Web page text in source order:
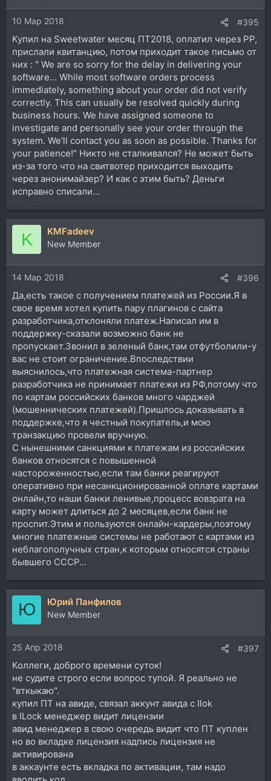
10 Мар 2018 #395
Купил на Sweetwater месяц ПТ2018, оплатил через PP,
прислали квитанцию, потом приходит такое письмо от
них : " We are so sorry for the delay in delivering your
software... While most software orders process
immediately, something about your order did not verify
correctly. This can usually be resolved quickly during
business hours. We have assigned someone to
investigate and personally see your order through the
system. We'll contact you as soon as possible. Thanks for
your patience!" Никто не сталкивался? Не может быть
из-за того что на свитвотер приходится выходить
через анонимайзер? И как с этим быть? Деньги
исправно списали...
K KMFadeev
New Member
14 Мар 2018 #396
Да,есть такое с получением платежей из России.Я в
свое время хотел купить пару плагинов с сайта
разработчика,отклоняли платеж.Написал им в
поддержку-сказали возможно банк не
пропускает.Звонил в зеленый банк,там отфутболили-у
вас не стоит ограничение.Впоследствии
выяснилось,что платежная система-партнер
разработчика не принимает платежи из РФ,потому что
по картам российских банков много чарджей
(мошеннических платежей).Пришлось доказывать в
поддержке,что я честный покупатель,и мою
транзакцию провели вручную.
С нынешними санкциями к платежам из российских
банков относятся с повышенной
настороженностью,если там банки реагируют
оперативно при несанкционированной оплате картами
онлайн,то наши банки ленивые,процесс вовзрата на
карту может длиться до 2 месяцев,если банк не
проспит.Этим и пользуются онлайн-кардеры,поэтому
многие платежные системы не работают с картами из
неблагополучных стран,к которым относятся страны
бывшего СССР...
Ю Юрий Панфилов
New Member
25 Апр 2018 #397
Коллеги, доброго времени суток!
не судите строго если вопрос тупой. Я реально не
"вткыкаю".
купил ПТ на авиде, связал аккунт авида с Ilok
в ILock менеджер видит лицензии
авид менеджер в свою очередь видит что ПТ куплен
но во вкладке лицензия надпись лицензия не
активирована
в аккаунте есть вкладка по активации, там надо